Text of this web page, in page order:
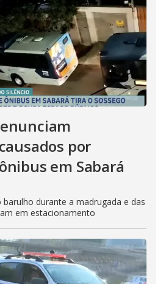
por
em Sabará
durante a madrugada e das
em estacionamento